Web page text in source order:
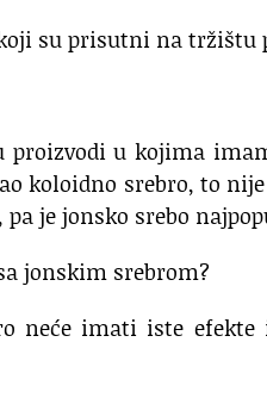
su prisutni na tržištu
proizvodi u kojima
koloidno srebro, to
pa je jonsko srebo
jonskim srebrom?
neće imati iste